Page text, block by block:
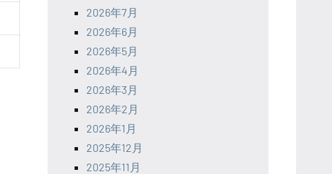
2026年7月
2026年6月
2026年5月
2026年4月
2026年3月
2026年2月
2026年1月
2025年12月
2025年11月